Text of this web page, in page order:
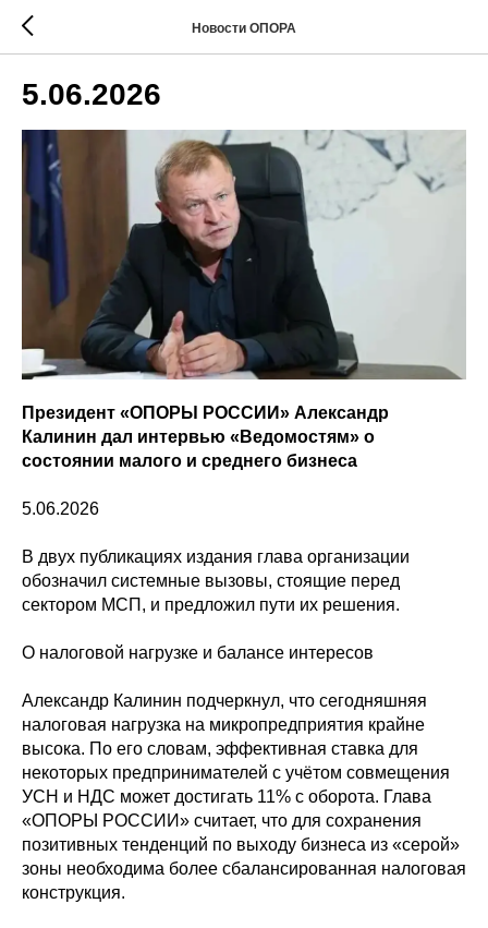
Новости ОПОРА
5.06.2026
Президент «ОПОРЫ РОССИИ» Александр
Калинин дал интервью «Ведомостям» о
состоянии малого и среднего бизнеса
5.06.2026
В двух публикациях издания глава организации
обозначил системные вызовы, стоящие перед
сектором МСП, и предложил пути их решения.
О налоговой нагрузке и балансе интересов
Александр Калинин подчеркнул, что сегодняшняя
налоговая нагрузка на микропредприятия крайне
высока. По его словам, эффективная ставка для
некоторых предпринимателей с учётом совмещения
УСН и НДС может достигать 11% с оборота. Глава
«ОПОРЫ РОССИИ» считает, что для сохранения
позитивных тенденций по выходу бизнеса из «серой»
зоны необходима более сбалансированная налоговая
конструкция.